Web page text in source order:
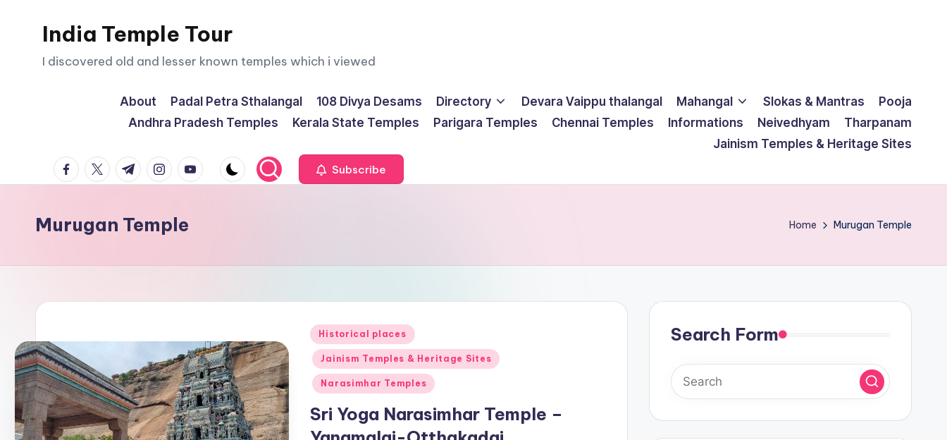
India Temple Tour
I discovered old and lesser known temples which i viewed
About Padal Petra Sthalangal 108 Divya Desams Directory Devara Vaippu thalangal Mahangal Slokas & Mantras
Pooja
Andhra Pradesh Temples
Kerala State Temples Parigara Temples Chennai Temples Informations Neivedhyam
Tharpanam
Jainism Temples & Heritage Sites
facebook.com
twitter.com
t.me instagram.com
youtube.com Subscribe
Murugan Temple Home Murugan Temple
Posted
in
Historical places
Jainism Temples & Heritage Sites
Narasimhar Temples
Sri Yoga Narasimhar Temple –
Search Form